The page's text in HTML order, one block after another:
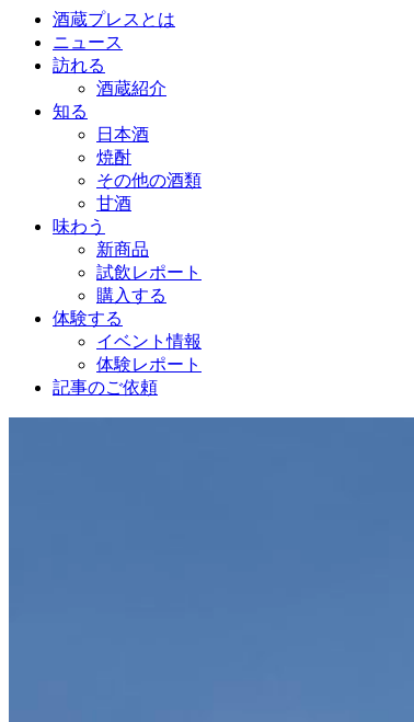
酒蔵プレスとは
ニュース
訪れる
酒蔵紹介
知る
日本酒
焼酎
その他の酒類
甘酒
味わう
新商品
試飲レポート
購入する
体験する
イベント情報
体験レポート
記事のご依頼